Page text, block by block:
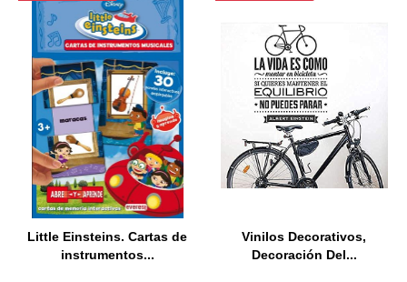
Little Einsteins. Cartas de
instrumentos...
Vinilos Decorativos,
Decoración Del...